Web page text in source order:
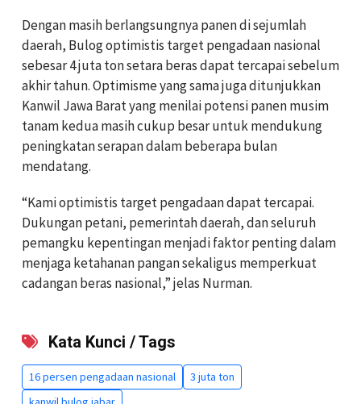
Dengan masih berlangsungnya panen di sejumlah
daerah, Bulog optimistis target pengadaan nasional
sebesar 4 juta ton setara beras dapat tercapai sebelum
akhir tahun. Optimisme yang sama juga ditunjukkan
Kanwil Jawa Barat yang menilai potensi panen musim
tanam kedua masih cukup besar untuk mendukung
peningkatan serapan dalam beberapa bulan
mendatang.
“Kami optimistis target pengadaan dapat tercapai.
Dukungan petani, pemerintah daerah, dan seluruh
pemangku kepentingan menjadi faktor penting dalam
menjaga ketahanan pangan sekaligus memperkuat
cadangan beras nasional,” jelas Nurman.
Kata Kunci / Tags
16 persen pengadaan nasional
3 juta ton